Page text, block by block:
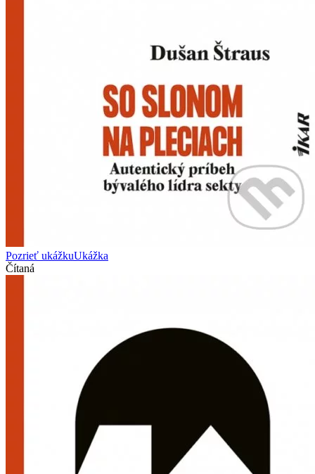
Pozrieť ukážkuUkážka
Čítaná